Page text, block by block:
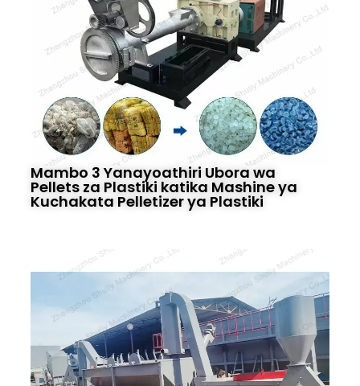
Mambo 3 Yanayoathiri Ubora wa
Pellets za Plastiki katika Mashine ya
Kuchakata Pelletizer ya Plastiki